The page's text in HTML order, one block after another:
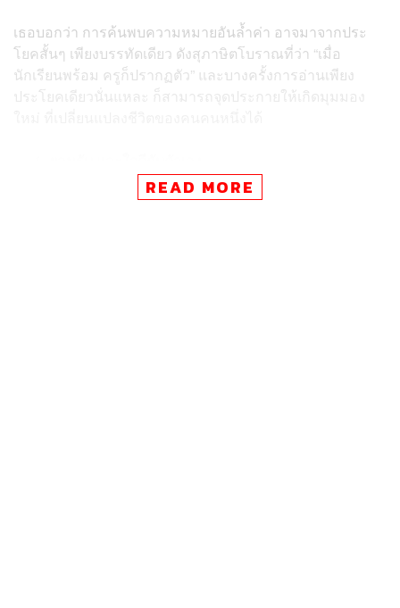
เธอบอกว่า การค้นพบความหมายอันล้ำค่า อาจมาจากประ
โยคสั้นๆ เพียงบรรทัดเดียว ดังสุภาษิตโบราณที่ว่า “เมื่อ
นักเรียนพร้อม ครูก็ปรากฏตัว” และบางครั้งการอ่านเพียง
ประโยคเดียวนั่นแหละ ก็สามารถจุดประกายให้เกิดมุมมอง
เราควรคาดหวังจากตัวเองมากกว่าคาดหวังจากผู้อื่น และเพื่อ
READ MORE